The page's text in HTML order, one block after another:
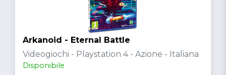
Arkanoid - Eternal Battle
Videogiochi - Playstation 4 - Azione - Italiana
Disponibile